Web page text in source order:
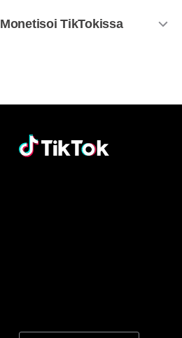
Monetisoi TikTokissa